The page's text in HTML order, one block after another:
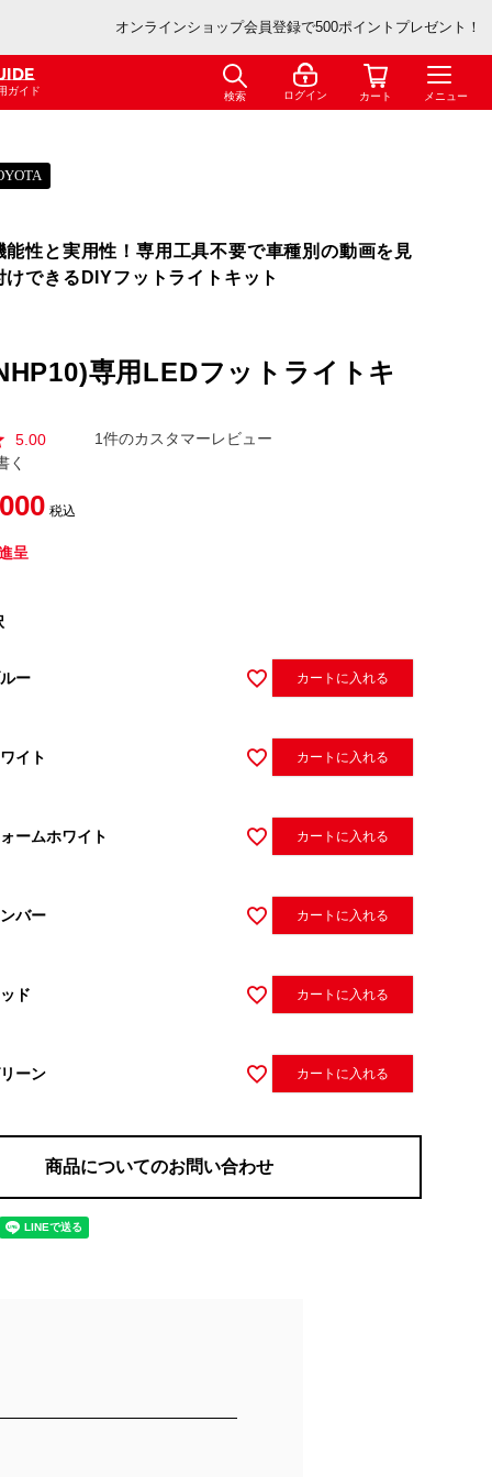
オンラインショップ会員登録で500ポイントプレゼント！
ガイド 検索 ログイン カート メニュー
能性と実用性！専用工具不要で車種別の動画を見
けできるDIYフットライトキット
専用LEDフットライトキ
5.00
1
く
税込
呈
ー カートに入れる
イト カートに入れる
ームホワイト カートに入れる
バー カートに入れる
ド カートに入れる
ーン カートに入れる
商品についてのお問い合わせ